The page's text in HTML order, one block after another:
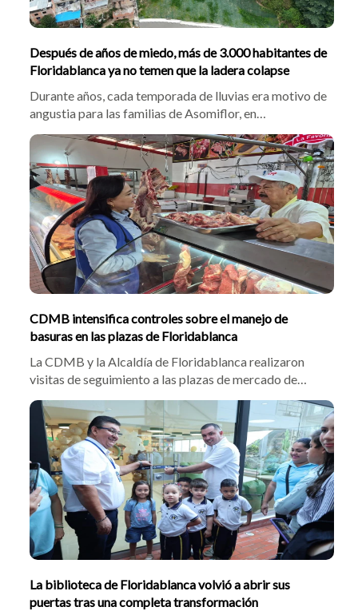
Después de años de miedo, más de 3.000 habitantes de
Floridablanca ya no temen que la ladera colapse
Durante años, cada temporada de lluvias era motivo de
angustia para las familias de Asomiflor, en
Floridablanca, por el temor a que un deslizamiento
destruyera sus viviendas. Esa incertidumbre quedó
atrás con la entrega de una obra de estabilización que
beneficia a más de 3.000 habitantes y protege a cerca
de 700 familias del sector.
CDMB intensifica controles sobre el manejo de
basuras en las plazas de Floridablanca
La CDMB y la Alcaldía de Floridablanca realizaron
visitas de seguimiento a las plazas de mercado de
Villabel, Villaluz, Santa Ana y Zapamanga para
verificar el manejo de los residuos sólidos, promover la
implementación del programa Basura Cero y exigir la
actualización de los Planes de Gestión Integral de
Residuos Sólidos (PGIRS), fortaleciendo la gestión
ambiental del municipio.
La biblioteca de Floridablanca volvió a abrir sus
puertas tras una completa transformación